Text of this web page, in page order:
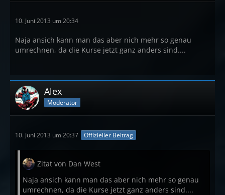
10. Juni 2013 um 20:34
Naja ansich kann man das aber nich mehr so genau
umrechnen, da die Kurse jetzt ganz anders sind....
Alex
Moderator
10. Juni 2013 um 20:37 Offizieller Beitrag
Zitat von Dan West
Naja ansich kann man das aber nich mehr so genau
umrechnen, da die Kurse jetzt ganz anders sind....